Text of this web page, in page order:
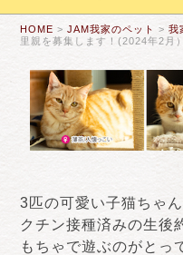
HOME >JAM我家のペット >我
里親を募集します！(2024年2月）
3匹の可愛い子猫ちゃ
クチン接種済みの生後
もちゃで遊ぶのがとっ